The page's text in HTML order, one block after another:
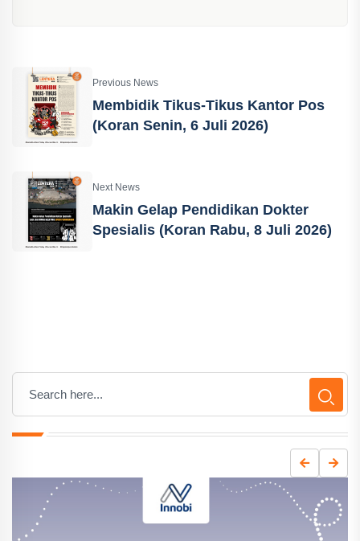
Previous News
Membidik Tikus-Tikus Kantor Pos
(Koran Senin, 6 Juli 2026)
Next News
Makin Gelap Pendidikan Dokter
Spesialis (Koran Rabu, 8 Juli 2026)